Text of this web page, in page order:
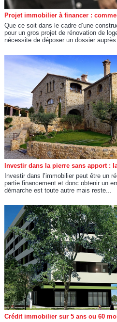
Projet immobilier à financer :
Que ce soit dans le cadre d’une
pour un gros projet de rénovation de
nécessite de déposer un dossier auprès
Investir dans la pierre sans apport :
Investir dans l’immobilier peut être un
partie financement et donc obtenir un
démarche est toute autre mais reste...
Crédit immobilier sur 5 ans ou 60